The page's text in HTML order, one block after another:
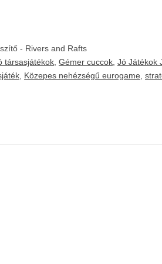
- Rivers and Rafts
társasjátékok Gémer cuccok Jó Játékok
Közepes nehézségű eurogame